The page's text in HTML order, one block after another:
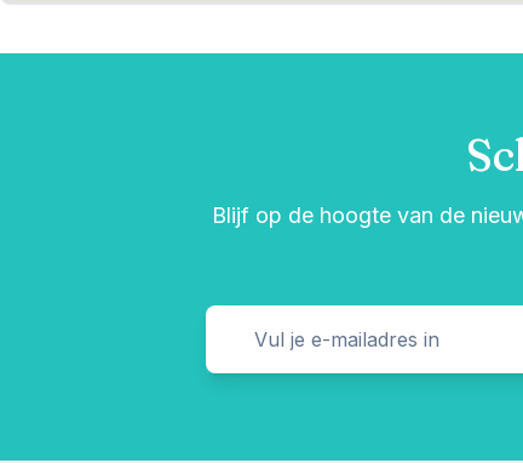
Blijf op de hoogte van de